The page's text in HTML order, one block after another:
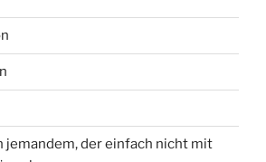
jemandem, der einfach nicht mit